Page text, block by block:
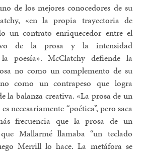
de los mejores conocedores de su
«en la propia trayectoria de
un contrato enriquecedor entre el
de la prosa y la intensidad
poesía». McClatchy defiende la
no como un complemento de su
como un contrapeso que logra
la balanza creativa. «La prosa de un
necesariamente “poética”, pero saca
frecuencia que la prosa de un
Mallarmé llamaba “un teclado
Merrill lo hace. La metáfora se